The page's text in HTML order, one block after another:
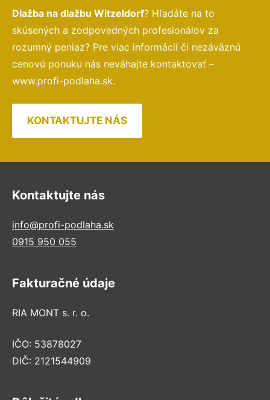
Dlažba na dlažbu Witzeldorf? Hľadáte na to
skúsených a zodpovedných profesionálov za
rozumný peniaz? Pre viac informácií či nezáväznú
cenovú ponuku nás neváhajte kontaktovať –
www.profi-podlaha.sk.
KONTAKTUJTE NÁS
Kontaktujte nás
info@profi-podlaha.sk
0915 950 055
Fakturačné údaje
RIA MONT s. r. o.
IČO: 53878027
DIČ: 2121544909